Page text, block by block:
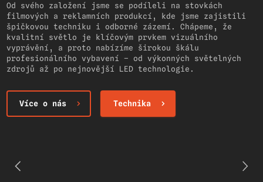
Od svého založení jsme se podíleli na stovkách
filmových a reklamních produkcí, kde jsme zajistili
špičkovou techniku i odborné zázemí. Chápeme, že
kvalitní světlo je klíčovým prvkem vizuálního
vyprávění, a proto nabízíme širokou škálu
profesionálního vybavení – od výkonných světelných
zdrojů až po nejnovější LED technologie.
Více o nás Technika